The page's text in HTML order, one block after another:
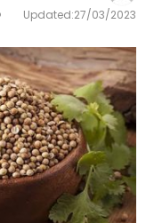
Updated:27/03/2023